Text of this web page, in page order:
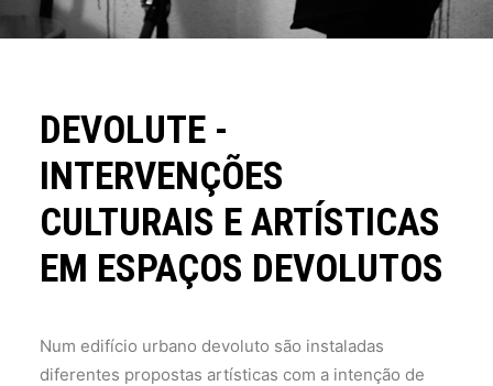
DEVOLUTE -
INTERVENÇÕES
CULTURAIS E ARTÍSTICAS
EM ESPAÇOS DEVOLUTOS
Num edifício urbano devoluto são instaladas
diferentes propostas artísticas com a intenção de